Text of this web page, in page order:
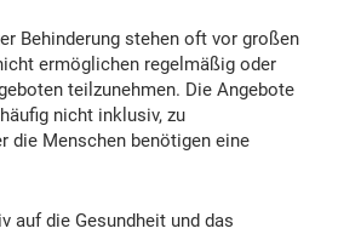
Behinderung stehen oft vor großen
ermöglichen regelmäßig oder
teilzunehmen. Die Angebote
nicht inklusiv, zu
die Menschen benötigen eine
auf die Gesundheit und das